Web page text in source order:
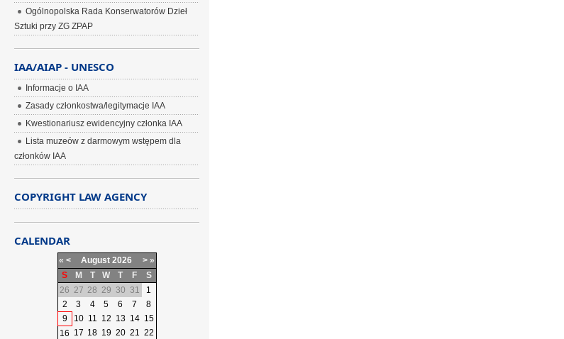
Ogólnopolska Rada Konserwatorów Dzieł
Sztuki przy ZG ZPAP
IAA/AIAP - UNESCO
Informacje o IAA
Zasady członkostwa/legitymacje IAA
Kwestionariusz ewidencyjny członka IAA
Lista muzeów z darmowym wstępem dla
członków IAA
COPYRIGHT LAW AGENCY
CALENDAR
« < August 2026 > »
S
M T W T F
S
26 27 28 29 30 31
1
2
3 4 5 6 7
8
9
10 11 12 13 14 15
16 17 18 19 20 21 22